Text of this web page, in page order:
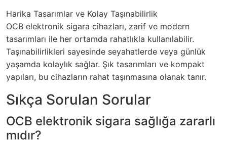
Harika Tasarımlar ve Kolay Taşınabilirlik
OCB elektronik sigara cihazları, zarif ve modern
tasarımları ile her ortamda rahatlıkla kullanılabilir.
Taşınabilirlikleri sayesinde seyahatlerde veya günlük
yaşamda kolaylık sağlar. Şık tasarımları ve kompakt
yapıları, bu cihazların rahat taşınmasına olanak tanır.
Sıkça Sorulan Sorular
OCB elektronik sigara sağlığa zararlı
mıdır?